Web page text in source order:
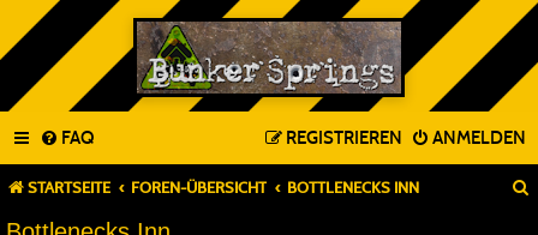
FAQ ANMELDEN
REGISTRIEREN
STARTSEITE FOREN-ÜBERSICHT BOTTLENECKS INN